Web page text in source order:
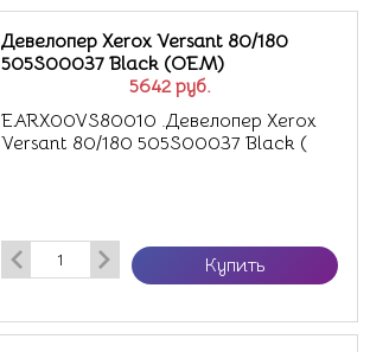
5642 руб.
Девелопер Xerox Versant 80/180
505S00037 Black (OEM)
EARX00VS80010 .Девелопер Xerox
Versant 80/180 505S00037 Black (
Купить